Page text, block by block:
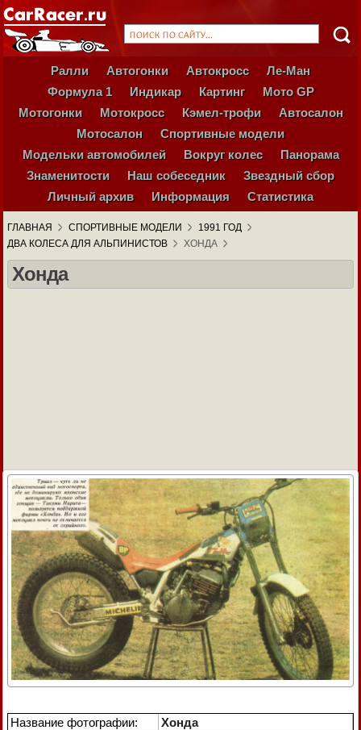
Ралли Автогонки Автокросс
Ле-Ман
Формула 1
Индикар Картинг
Мото GP
Мотогонки
Мотокросс Кэмел-трофи
Автосалон
Мотосалон
Спортивные модели
Модельки автомобилей
Вокруг колес
Панорама
Знаменитости
Наш собеседник
Звездный сбор
Личный архив
Информация Статистика
ГЛАВНАЯ СПОРТИВНЫЕ МОДЕЛИ
1991 ГОД
ДВА КОЛЕСА ДЛЯ АЛЬПИНИСТОВ
ХОНДА
Хонда
Название фотографии:
Хонда